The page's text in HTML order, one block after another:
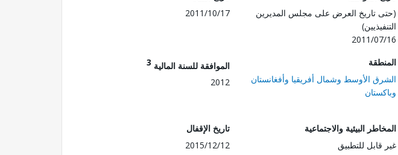
(حتى تاريخ العرض على مجلس المديرين
التنفيذيين)
2011/07/16
2011/10/17
المنطقة
الشرق الأوسط وشمال أفريقيا وأفغانستان
وباكستان
الموافقة للسنة المالية 3
2012
المخاطر البيئية والاجتماعية
غير قابل للتطبيق
تاريخ الإقفال
2015/12/12